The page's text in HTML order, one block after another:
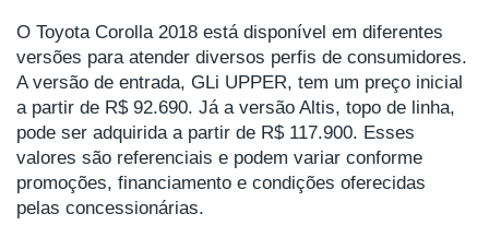
O Toyota Corolla 2018 está disponível em diferentes
versões para atender diversos perfis de consumidores.
A versão de entrada, GLi UPPER, tem um preço inicial
a partir de R$ 92.690. Já a versão Altis, topo de linha,
pode ser adquirida a partir de R$ 117.900. Esses
valores são referenciais e podem variar conforme
promoções, financiamento e condições oferecidas
pelas concessionárias.